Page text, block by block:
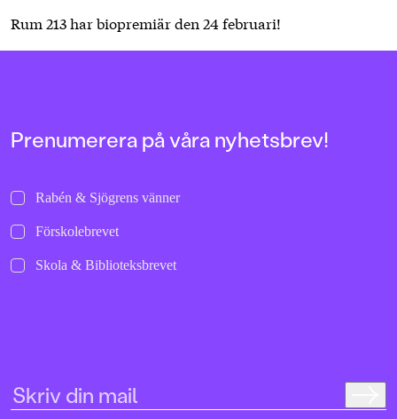
Rum 213 har biopremiär den 24 februari!
Prenumerera på våra nyhetsbrev!
Rabén & Sjögrens vänner
Förskolebrevet
Skola & Biblioteksbrevet